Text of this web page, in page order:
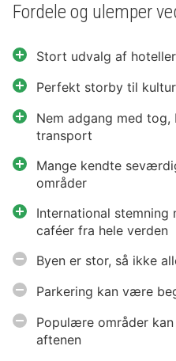
Fordele og ulemper
Stort udvalg af
Perfekt storby til
Nem adgang med
transport
Mange kendte
områder
International stemning
caféer fra hele verden
Byen er stor, så ikke
Parkering kan være
Populære områder
aftenen